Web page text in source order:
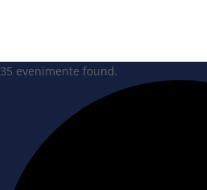
35 evenimente found.